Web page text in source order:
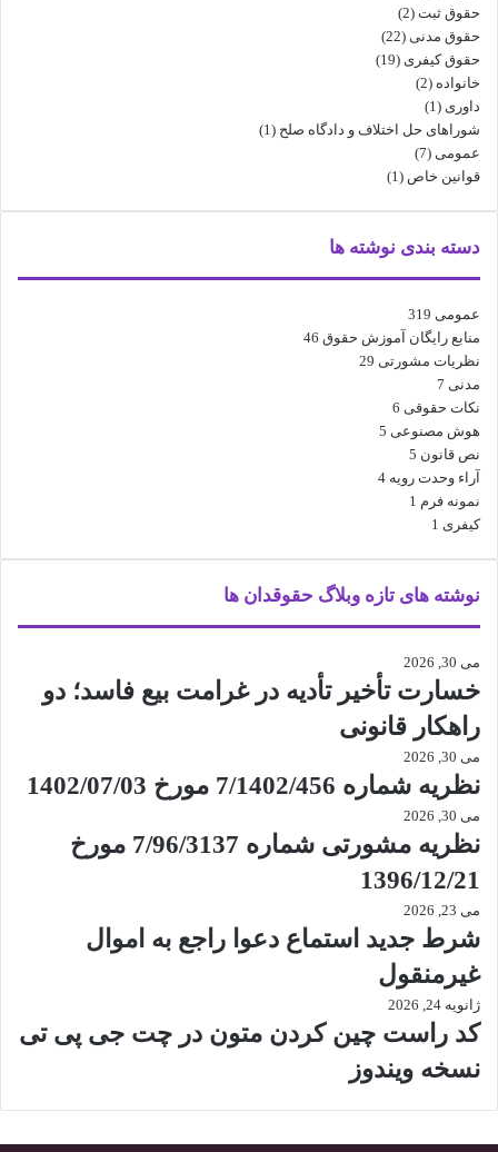
حقوق ثبت (2)
حقوق مدنی (22)
حقوق کیفری (19)
خانواده (2)
داوری (1)
شوراهای حل اختلاف و دادگاه صلح (1)
عمومی (7)
قوانین خاص (1)
دسته بندی نوشته ها
عمومی 319
منابع رایگان آموزش حقوق 46
نظریات مشورتی 29
مدنی 7
نکات حقوقی 6
هوش مصنوعی 5
نص قانون 5
آراء وحدت رویه 4
نمونه فرم 1
کیفری 1
نوشته های تازه وبلاگ حقوقدان ها
می 30, 2026
خسارت تأخیر تأدیه در غرامت بیع فاسد؛ دو
راهکار قانونی
می 30, 2026
نظریه شماره 7/1402/456 مورخ 1402/07/03
می 30, 2026
نظریه مشورتی شماره 7/96/3137 مورخ
1396/12/21
می 23, 2026
شرط جدید استماع دعوا راجع به اموال
غیرمنقول
ژانویه 24, 2026
کد راست چین کردن متون در چت جی پی تی
نسخه ویندوز